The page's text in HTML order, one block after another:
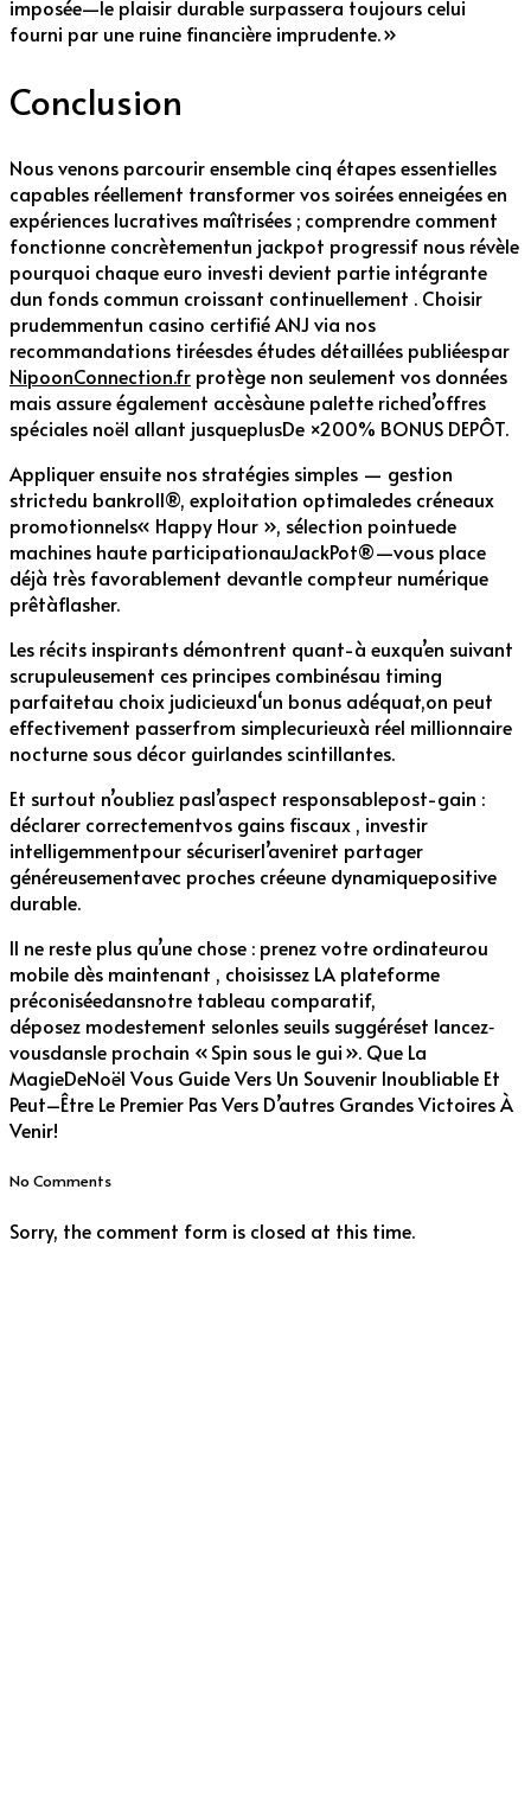
imposée—le plaisir durable surpassera toujours celui
fourni par une ruine financière imprudente. »
Conclusion
Nous venons parcourir ensemble cinq étapes essentielles
capables réellement transformer vos soirées enneigées en
expériences lucratives maîtrisées ; comprendre comment
fonctionne concrètementun jackpot progressif nous révèle
pourquoi chaque euro investi devient partie intégrante
dun fonds commun croissant continuellement . Choisir
prudemmentun casino certifié ANJ via nos
recommandations tiréesdes études détaillées publiéespar
NipoonConnection.fr protège non seulement vos données
mais assure également accèsàune palette riched’offres
spéciales noël allant jusqueplusDe ×200% BONUS DEPÔT.
Appliquer ensuite nos stratégies simples — gestion
strictedu bankroll®, exploitation optimaledes créneaux
promotionnels« Happy Hour », sélection pointuede
machines haute participationauJackPot®—vous place
déjà très favorablement devantle compteur numérique
prêtàflasher.
Les récits inspirants démontrent quant-à euxqu’en suivant
scrupuleusement ces principes combinésau timing
parfaitetau choix judicieuxd‘un bonus adéquat,on peut
effectivement passerfrom simplecurieuxà réel millionnaire
nocturne sous décor guirlandes scintillantes.
Et surtout n’oubliez pasl’aspect responsablepost-gain :
déclarer correctementvos gains fiscaux , investir
intelligemmentpour sécuriserl’aveniret partager
généreusementavec proches créeune dynamiquepositive
durable.
Il ne reste plus qu’une chose : prenez votre ordinateurou
mobile dès maintenant , choisissez LA plateforme
préconiséedansnotre tableau comparatif,
déposez modestement selonles seuils suggéréset lancez‐
vousdansle prochain « Spin sous le gui ». Que La
MagieDeNoël Vous Guide Vers Un Souvenir Inoubliable Et
Peut–Être Le Premier Pas Vers D’autres Grandes Victoires À
Venir!
No Comments
Sorry, the comment form is closed at this time.